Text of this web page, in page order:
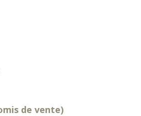
de vente)